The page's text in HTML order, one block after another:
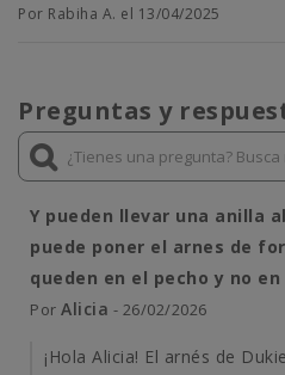
Por Rabiha A. el 13/04/2025
Preguntas y
Y pueden llevar una anilla
puede poner el arnes de
queden en el pecho y no
Por Alicia - 26/02/2026
¡Hola Alicia! El arnés de